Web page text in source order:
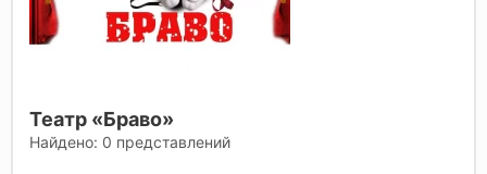
Театр «Браво»
Найдено: 0 представлений